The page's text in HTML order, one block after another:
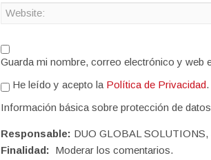
Guarda mi nombre, correo electrónico y web
He leído y acepto la Política de Privacidad.
Información básica sobre protección de datos
Responsable: DUO GLOBAL SOLUTIONS,
Finalidad: Moderar los comentarios.